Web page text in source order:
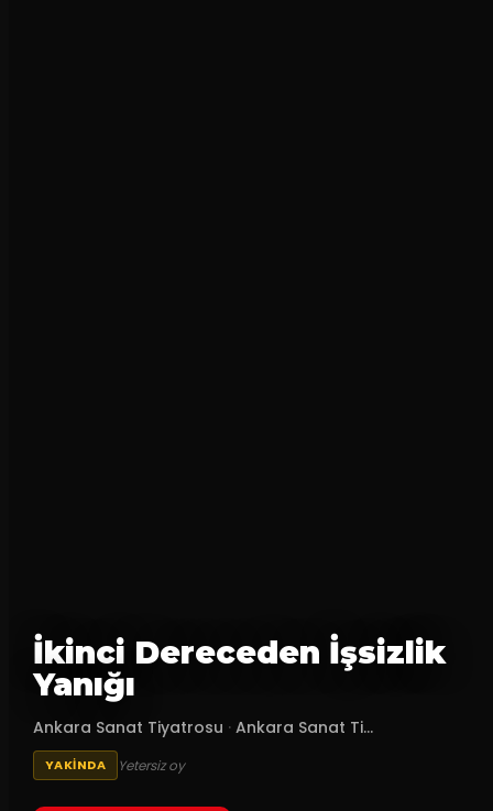
İkinci Dereceden İşsizlik
Yanığı
Ankara Sanat Tiyatrosu · Ankara Sanat Ti...
YAKINDA Yetersiz oy